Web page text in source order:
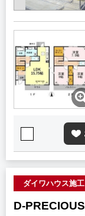
ダイワハウス施工
D-